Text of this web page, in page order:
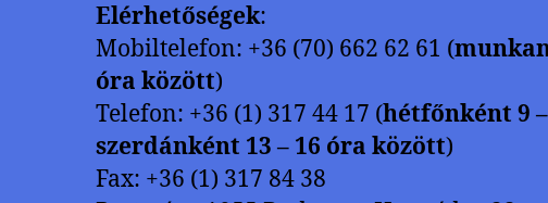
Elérhetőségek:
Mobiltelefon: +36 (70) 662 62 61 (
óra között)
Telefon: +36 (1) 317 44 17 (hétfőnként 9
szerdánként 13 – 16 óra között)
Fax: +36 (1) 317 84 38